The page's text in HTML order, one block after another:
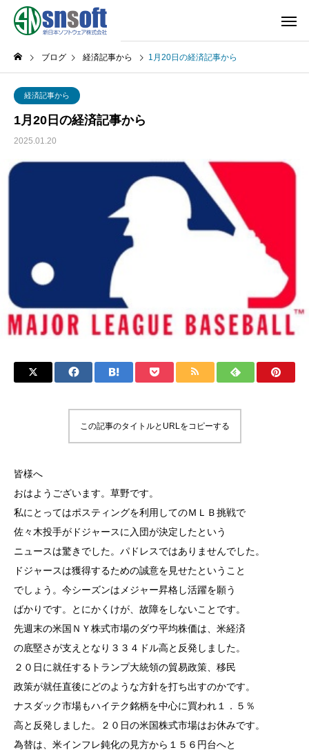
ブログ 経済記事から 1月20日の経済記事から
経済記事から
1月20日の経済記事から
2025.01.20
この記事のタイトルとURLをコピーする
皆様へ
おはようございます。草野です。
私にとってはポスティングを利用してのＭＬＢ挑戦で
佐々木投手がドジャースに入団が決定したという
ニュースは驚きでした。パドレスではありませんでした。
ドジャースは獲得するための誠意を見せたということ
でしょう。今シーズンはメジャー昇格し活躍を願う
ばかりです。とにかくけが、故障をしないことです。
先週末の米国ＮＹ株式市場のダウ平均株価は、米経済
の底堅さが支えとなり３３４ドル高と反発しました。
２０日に就任するトランプ大統領の貿易政策、移民
政策が就任直後にどのような方針を打ち出すのかです。
ナスダック市場もハイテク銘柄を中心に買われ１．５％
高と反発しました。２０日の米国株式市場はお休みです。
為替は、米インフレ鈍化の見方から１５６円台へと